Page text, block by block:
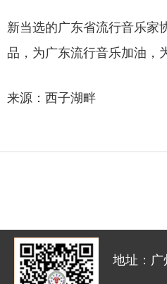
新当选的广东省流行音乐家
品，为广东流行音乐加油，
来源：西子湖畔
地址：广